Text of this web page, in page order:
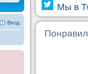
Вход
Мы в